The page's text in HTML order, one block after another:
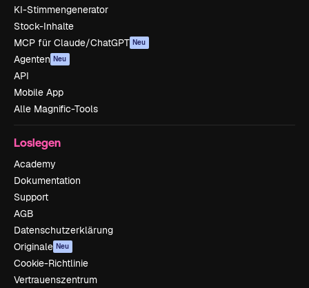
KI-Stimmengenerator
Stock-Inhalte
MCP für Claude/ChatGPT Neu
Agenten Neu
API
Mobile App
Alle Magnific-Tools
Loslegen
Academy
Dokumentation
Support
AGB
Datenschutzerklärung
Originale Neu
Cookie-Richtlinie
Vertrauenszentrum